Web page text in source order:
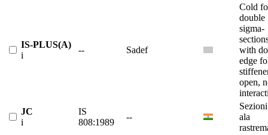
IS-PLUS(A)
i
-- Sadef
Cold
double
sigma-
with
edge
open,
JC
i
IS
808:1989
--
ala